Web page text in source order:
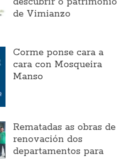
de Vimianzo
Corme ponse cara a
cara con Mosqueira
Manso
Rematadas as obras de
renovación dos
departamentos para